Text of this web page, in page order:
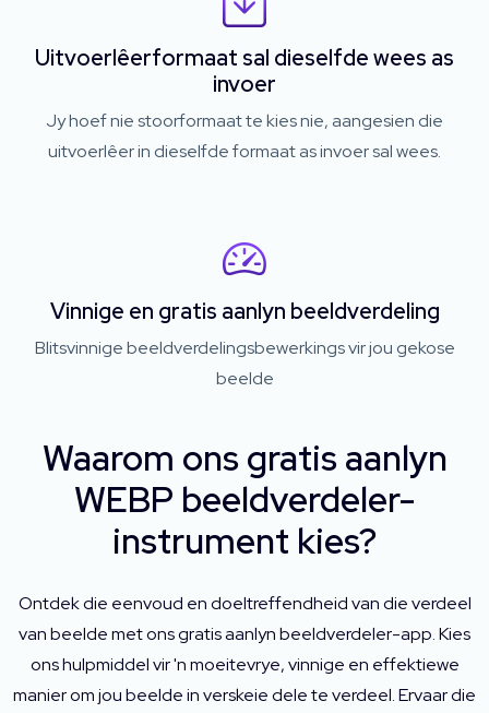
Uitvoerlêerformaat sal dieselfde wees as
invoer
Jy hoef nie stoorformaat te kies nie, aangesien die
uitvoerlêer in dieselfde formaat as invoer sal wees.
Vinnige en gratis aanlyn beeldverdeling
Blitsvinnige beeldverdelingsbewerkings vir jou gekose
beelde
Waarom ons gratis aanlyn
WEBP beeldverdeler-
instrument kies?
Ontdek die eenvoud en doeltreffendheid van die verdeel
van beelde met ons gratis aanlyn beeldverdeler-app. Kies
ons hulpmiddel vir 'n moeitevrye, vinnige en effektiewe
manier om jou beelde in verskeie dele te verdeel. Ervaar die